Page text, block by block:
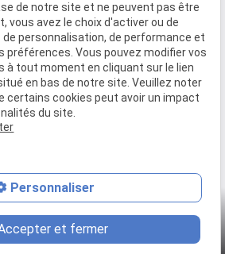
contact_page
Contact
phone
03 20 53 41 98
de notre site et ne peuvent pas être
vous avez le choix d'activer ou de
personnalisation, de performance et
préférences. Vous pouvez modifier vos
à tout moment en cliquant sur le lien
en bas de notre site. Veuillez noter
certains cookies peut avoir un impact
du site.
Personnaliser
et fermer